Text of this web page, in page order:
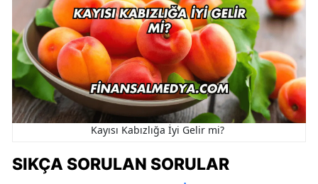
Kayısı Kabızlığa İyi Gelir mi?
SIKÇA SORULAN SORULAR